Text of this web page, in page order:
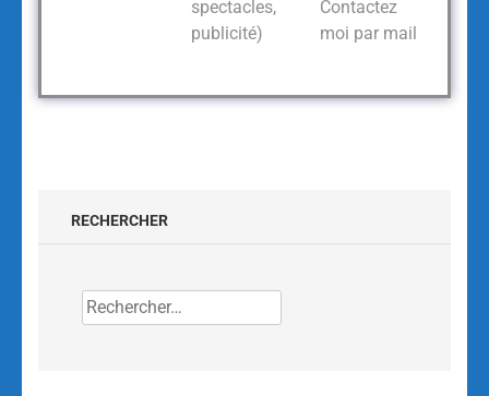
spectacles,
publicité)
Contactez
moi par mail
RECHERCHER